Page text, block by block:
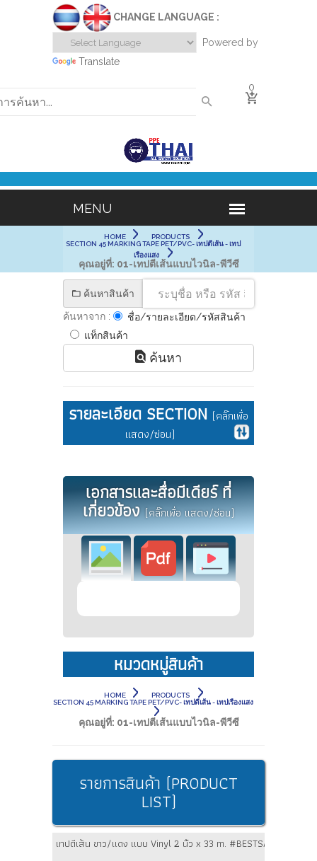
CHANGE LANGUAGE :
Powered by
Translate
0
HOME
PRODUCTS
SECTION 45 MARKING TAPE PET/PVC- เทปตีเส้น - เทป
เรืองแสง
คุณอยู่ที่: 01-เทปตีเส้นแบบไวนิล-พีวีซี
ค้นหาสินค้า
ค้นหาจาก :
ชื่อ/รายละเอียด/รหัสสินค้า
แท็กสินค้า
ค้นหา
รายละเอียด SECTION (คลิ๊กเพื่อ
แสดง/ซ่อน)
เอกสารและสื่อมีเดียร์ ที่
เกี่ยวข้อง(คลิ๊กเพื่อ แสดง/ซ่อน)
หมวดหมู่สินค้า
HOME
PRODUCTS
SECTION 45 MARKING TAPE PET/PVC- เทปตีเส้น - เทปเรืองแสง
คุณอยู่ที่: 01-เทปตีเส้นแบบไวนิล-พีวีซี
รายการสินค้า (PRODUCT
LIST)
เทปตีเส้น ขาว/แดง แบบ Vinyl 2 นิ้ว x 33 m. #BESTSAFE